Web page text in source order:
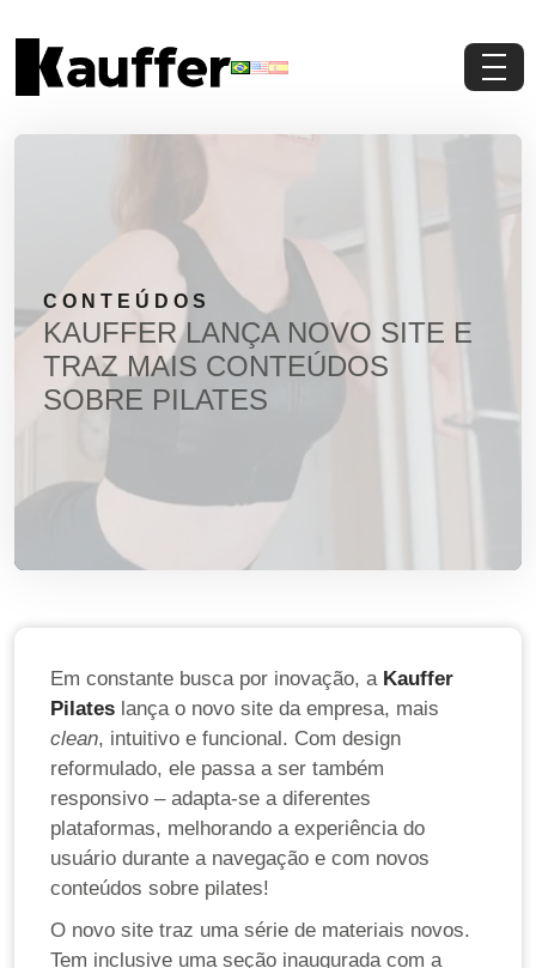
Materiais Gratuitos
Solicite um Orçamento
CONTEÚDOS
KAUFFER LANÇA NOVO SITE E
TRAZ MAIS CONTEÚDOS
SOBRE PILATES
Em constante busca por inovação, a Kauffer
Pilates lança o novo site da empresa, mais
clean, intuitivo e funcional. Com design
reformulado, ele passa a ser também
responsivo – adapta-se a diferentes
plataformas, melhorando a experiência do
usuário durante a navegação e com novos
conteúdos sobre pilates!
O novo site traz uma série de materiais novos.
Tem inclusive uma seção inaugurada com a